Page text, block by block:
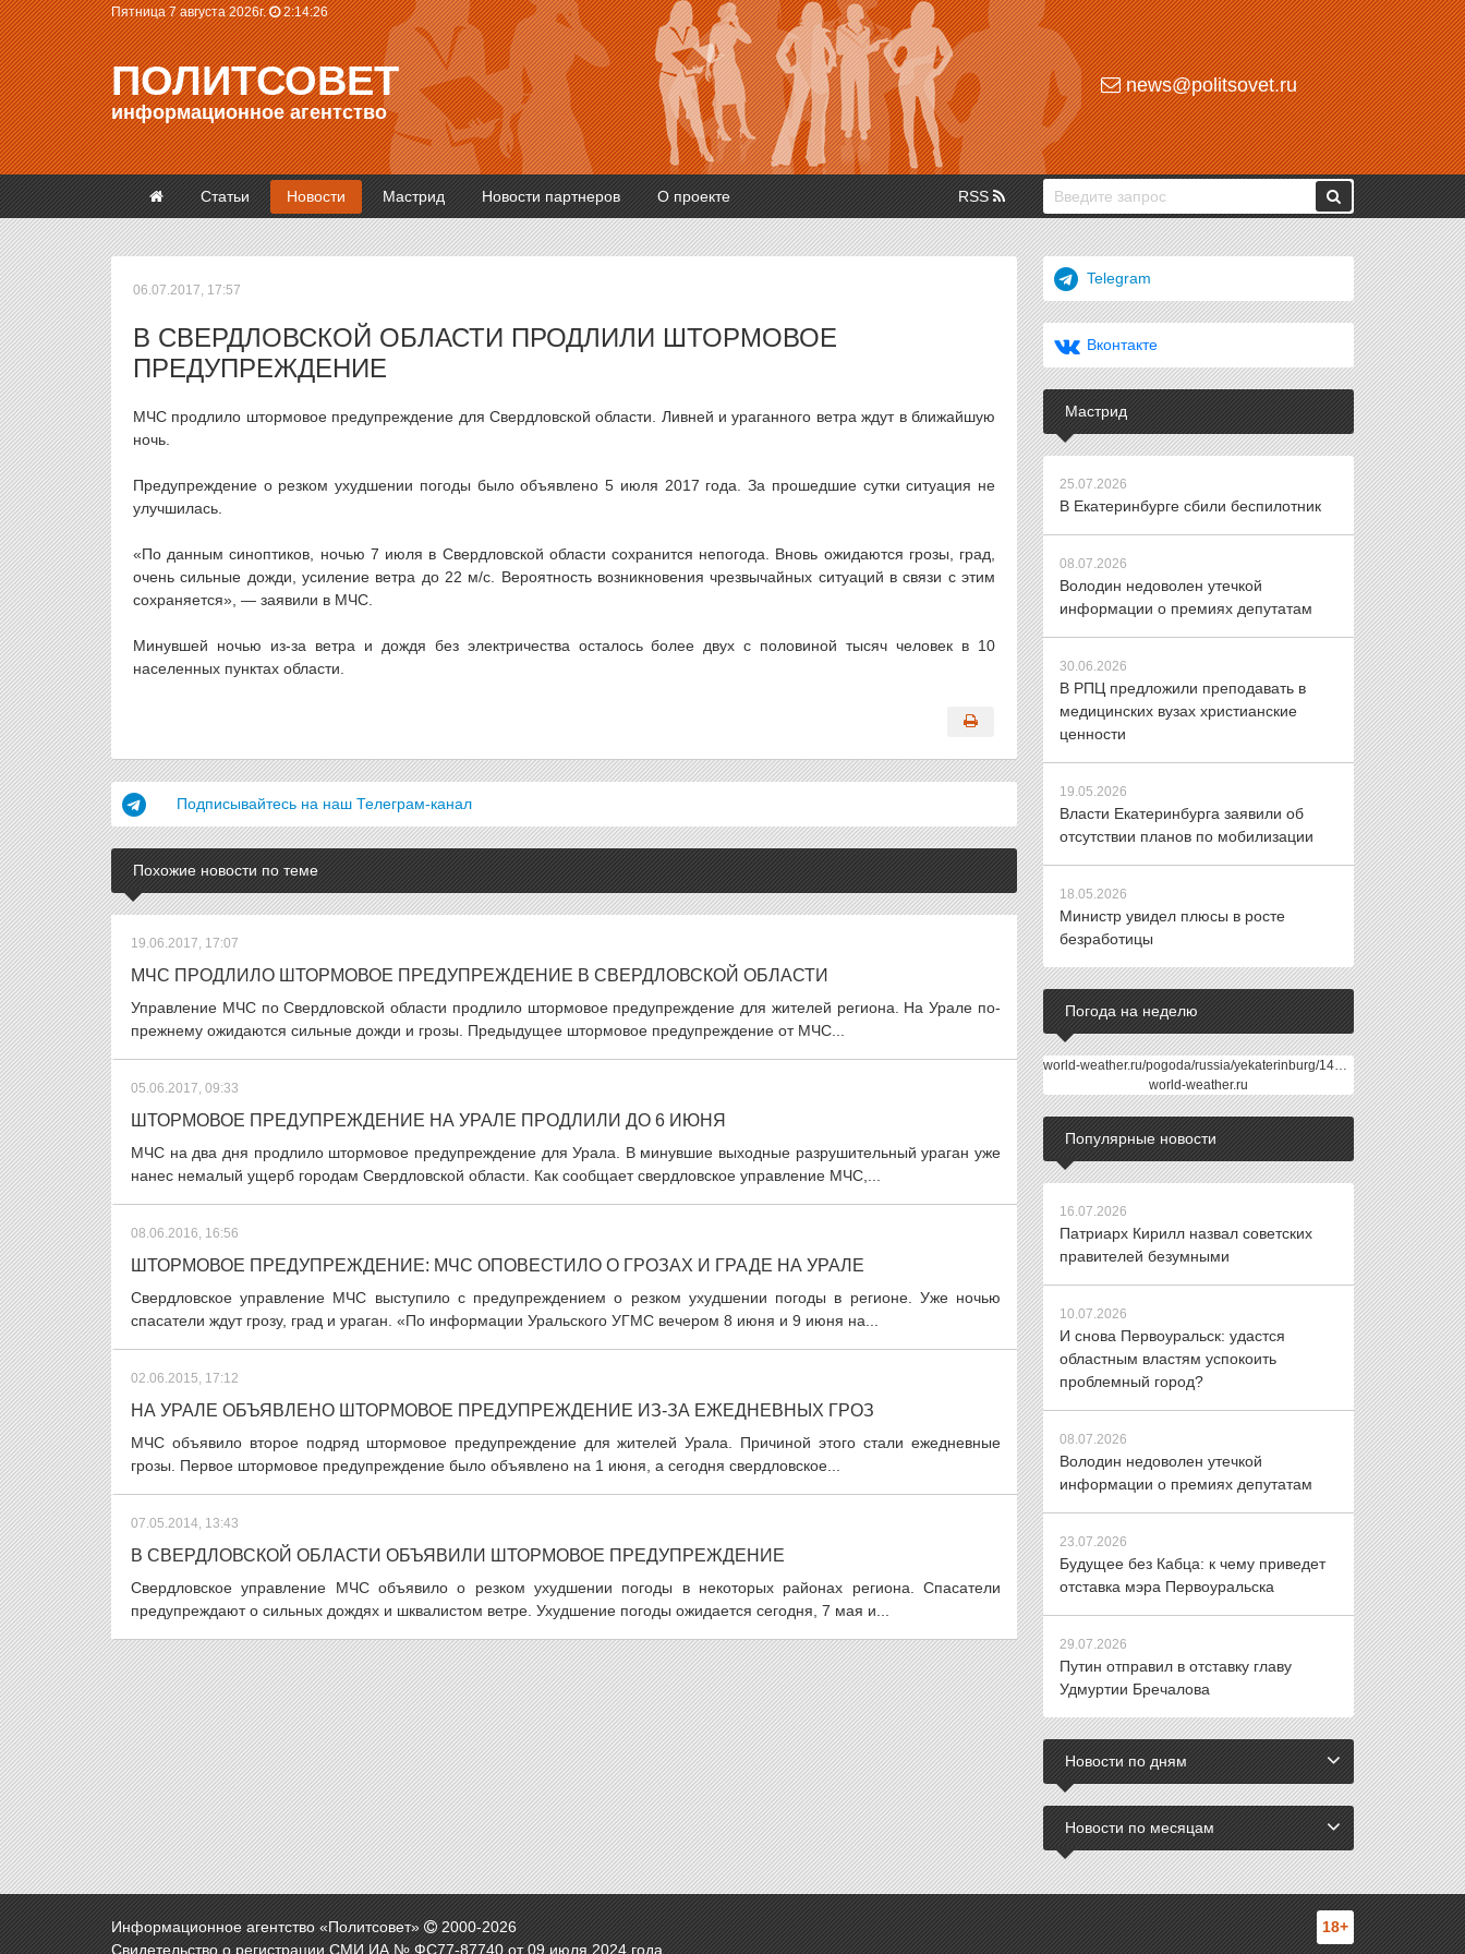
Пятница 7 августа 2026г. 2:14:26
ПОЛИТСОВЕТ
информационное агентство
news@politsovet.ru
Статьи Новости Мастрид Новости партнеров О проекте RSS
06.07.2017, 17:57
В СВЕРДЛОВСКОЙ ОБЛАСТИ ПРОДЛИЛИ ШТОРМОВОЕ
ПРЕДУПРЕЖДЕНИЕ
МЧС продлило штормовое предупреждение для Свердловской области. Ливней и ураганного ветра ждут в ближайшую
ночь.
Предупреждение о резком ухудшении погоды было объявлено 5 июля 2017 года. За прошедшие сутки ситуация не
улучшилась.
«По данным синоптиков, ночью 7 июля в Свердловской области сохранится непогода. Вновь ожидаются грозы, град,
очень сильные дожди, усиление ветра до 22 м/с. Вероятность возникновения чрезвычайных ситуаций в связи с этим
сохраняется», — заявили в МЧС.
Минувшей ночью из-за ветра и дождя без электричества осталось более двух с половиной тысяч человек в 10
населенных пунктах области.
Подписывайтесь на наш Телеграм-канал
Похожие новости по теме
19.06.2017, 17:07
МЧС ПРОДЛИЛО ШТОРМОВОЕ ПРЕДУПРЕЖДЕНИЕ В СВЕРДЛОВСКОЙ ОБЛАСТИ
Управление МЧС по Свердловской области продлило штормовое предупреждение для жителей региона. На Урале по-
прежнему ожидаются сильные дожди и грозы. Предыдущее штормовое предупреждение от МЧС...
05.06.2017, 09:33
ШТОРМОВОЕ ПРЕДУПРЕЖДЕНИЕ НА УРАЛЕ ПРОДЛИЛИ ДО 6 ИЮНЯ
МЧС на два дня продлило штормовое предупреждение для Урала. В минувшие выходные разрушительный ураган уже
нанес немалый ущерб городам Свердловской области. Как сообщает свердловское управление МЧС,...
08.06.2016, 16:56
ШТОРМОВОЕ ПРЕДУПРЕЖДЕНИЕ: МЧС ОПОВЕСТИЛО О ГРОЗАХ И ГРАДЕ НА УРАЛЕ
Свердловское управление МЧС выступило с предупреждением о резком ухудшении погоды в регионе. Уже ночью
спасатели ждут грозу, град и ураган. «По информации Уральского УГМС вечером 8 июня и 9 июня на...
02.06.2015, 17:12
НА УРАЛЕ ОБЪЯВЛЕНО ШТОРМОВОЕ ПРЕДУПРЕЖДЕНИЕ ИЗ-ЗА ЕЖЕДНЕВНЫХ ГРОЗ
МЧС объявило второе подряд штормовое предупреждение для жителей Урала. Причиной этого стали ежедневные
грозы. Первое штормовое предупреждение было объявлено на 1 июня, а сегодня свердловское...
07.05.2014, 13:43
В СВЕРДЛОВСКОЙ ОБЛАСТИ ОБЪЯВИЛИ ШТОРМОВОЕ ПРЕДУПРЕЖДЕНИЕ
Свердловское управление МЧС объявило о резком ухудшении погоды в некоторых районах региона. Спасатели
предупреждают о сильных дождях и шквалистом ветре. Ухудшение погоды ожидается сегодня, 7 мая и...
Telegram
Вконтакте
Мастрид
25.07.2026
В Екатеринбурге сбили беспилотник
08.07.2026
Володин недоволен утечкой
информации о премиях депутатам
30.06.2026
В РПЦ предложили преподавать в
медицинских вузах христианские
ценности
19.05.2026
Власти Екатеринбурга заявили об
отсутствии планов по мобилизации
18.05.2026
Министр увидел плюсы в росте
безработицы
Погода на неделю
world-weather.ru/pogoda/russia/yekaterinburg/14days/
world-weather.ru
Популярные новости
16.07.2026
Патриарх Кирилл назвал советских
правителей безумными
10.07.2026
И снова Первоуральск: удастся
областным властям успокоить
проблемный город?
08.07.2026
Володин недоволен утечкой
информации о премиях депутатам
23.07.2026
Будущее без Кабца: к чему приведет
отставка мэра Первоуральска
29.07.2026
Путин отправил в отставку главу
Удмуртии Бречалова
Новости по дням
Новости по месяцам
Информационное агентство «Политсовет» 2000-2026
Свидетельство о регистрации СМИ ИА № ФС77-87740 от 09 июля 2024 года.
18+